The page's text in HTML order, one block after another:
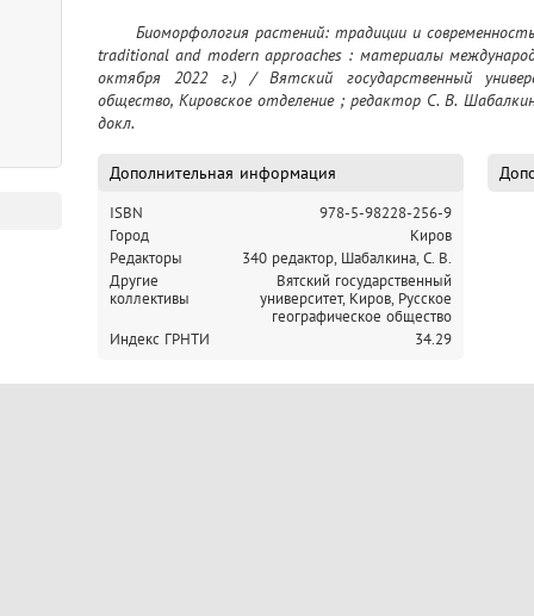
преподавателей, аспирантов и других категорий
	Биоморфология растений: традиции и современность = Biomorphology (growth habits) of plants:
traditional and modern approaches : материалы
октября 2022 г.) / Вятский государственный
общество, Кировское отделение ; редактор С. В.
докл.
Дополнительная информация
ISBN
978-5-98228-256-9
Город
Киров
Редакторы
340 редактор, Шабалкина, С. В.
Другие
коллективы
Вятский государственный
университет, Киров, Русское
географическое общество
Индекс ГРНТИ
34.29